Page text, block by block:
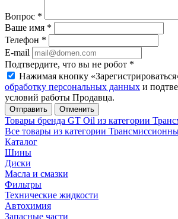
Вопрос *
Ваше имя *
Телефон *
E-mail
Подтвердите, что вы не робот *
Нажимая кнопку
обработку персональных данных и
условий работы Продавца.
Отменить
Товары бренда GT Oil из категории
Все товары из категории
Каталог
Шины
Диски
Масла и смазки
Фильтры
Технические жидкости
Автохимия
Запасные части